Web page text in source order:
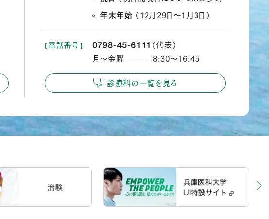
年末年始 （12月29日
1月3日）
電話番号
0798
‐
45 6111 （代表）
月～金曜
8:30
16:45
診療科の一覧を見る